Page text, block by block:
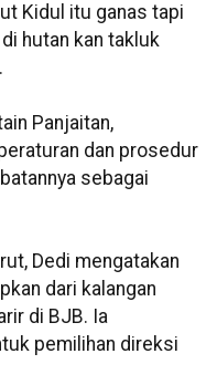
Kidul itu ganas tapi
hutan kan takluk
Panjaitan,
dan prosedur
sebagai
Dedi mengatakan
dari kalangan
di BJB. Ia
pemilihan direksi